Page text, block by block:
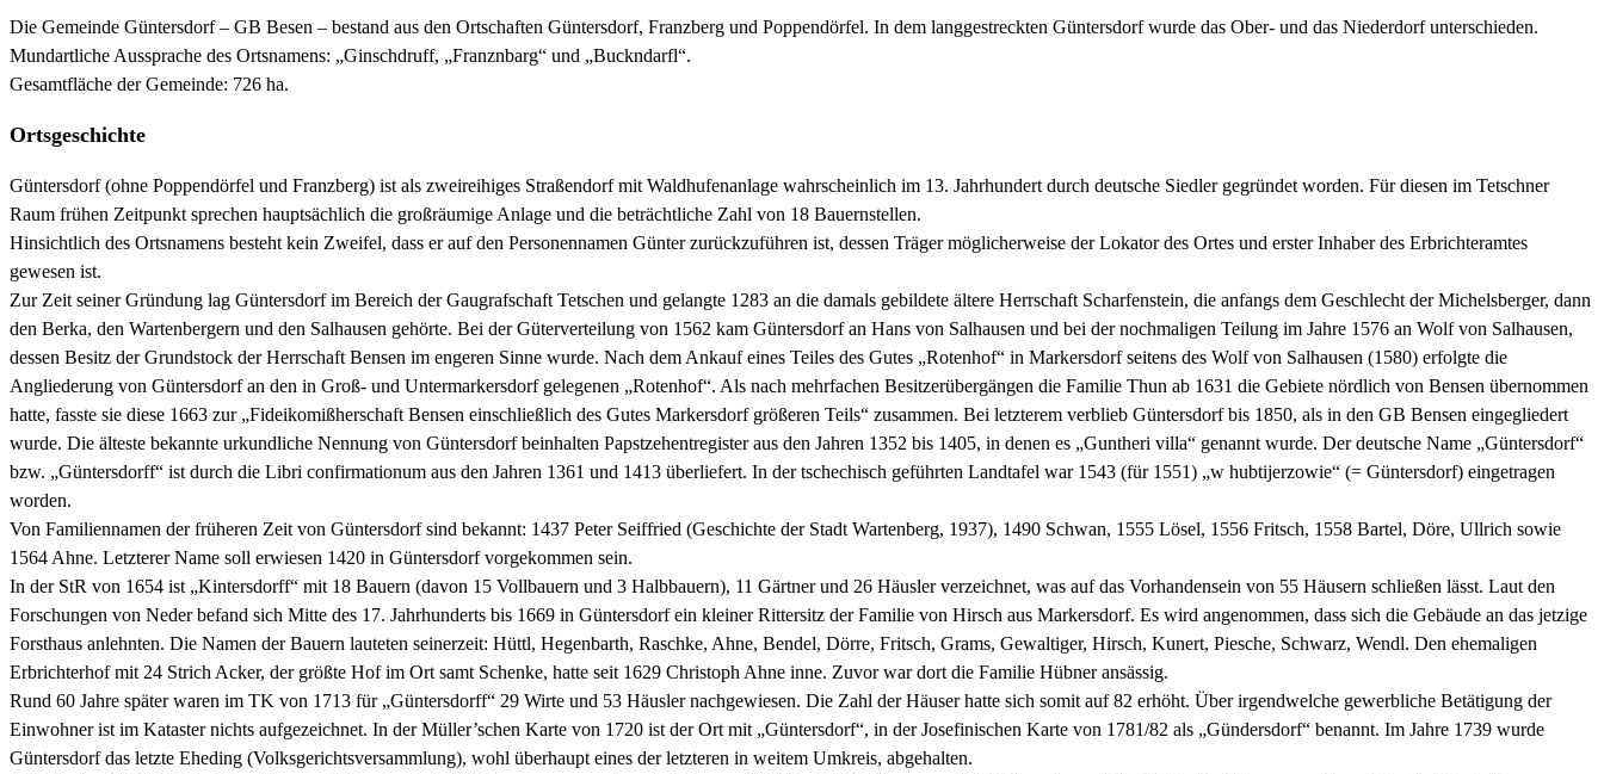
Die Gemeinde Güntersdorf – GB Besen – bestand aus den Ortschaften Güntersdorf, Franzberg und Poppendörfel. In dem langgestreckten Güntersdorf wurde das Ober- und das Niederdorf unterschieden.
Mundartliche Aussprache des Ortsnamens: „Ginschdruff, „Franznbarg“ und „Buckndarfl“.
Gesamtfläche der Gemeinde: 726 ha.
Ortsgeschichte
Güntersdorf (ohne Poppendörfel und Franzberg) ist als zweireihiges Straßendorf mit Waldhufenanlage wahrscheinlich im 13. Jahrhundert durch deutsche Siedler gegründet worden. Für diesen im Tetschner
Raum frühen Zeitpunkt sprechen hauptsächlich die großräumige Anlage und die beträchtliche Zahl von 18 Bauernstellen.
Hinsichtlich des Ortsnamens besteht kein Zweifel, dass er auf den Personennamen Günter zurückzuführen ist, dessen Träger möglicherweise der Lokator des Ortes und erster Inhaber des Erbrichteramtes
gewesen ist.
Zur Zeit seiner Gründung lag Güntersdorf im Bereich der Gaugrafschaft Tetschen und gelangte 1283 an die damals gebildete ältere Herrschaft Scharfenstein, die anfangs dem Geschlecht der Michelsberger, dann
den Berka, den Wartenbergern und den Salhausen gehörte. Bei der Güterverteilung von 1562 kam Güntersdorf an Hans von Salhausen und bei der nochmaligen Teilung im Jahre 1576 an Wolf von Salhausen,
dessen Besitz der Grundstock der Herrschaft Bensen im engeren Sinne wurde. Nach dem Ankauf eines Teiles des Gutes „Rotenhof“ in Markersdorf seitens des Wolf von Salhausen (1580) erfolgte die
Angliederung von Güntersdorf an den in Groß- und Untermarkersdorf gelegenen „Rotenhof“. Als nach mehrfachen Besitzerübergängen die Familie Thun ab 1631 die Gebiete nördlich von Bensen übernommen
hatte, fasste sie diese 1663 zur „Fideikomißherschaft Bensen einschließlich des Gutes Markersdorf größeren Teils“ zusammen. Bei letzterem verblieb Güntersdorf bis 1850, als in den GB Bensen eingegliedert
wurde. Die älteste bekannte urkundliche Nennung von Güntersdorf beinhalten Papstzehentregister aus den Jahren 1352 bis 1405, in denen es „Guntheri villa“ genannt wurde. Der deutsche Name „Güntersdorf“
bzw. „Güntersdorff“ ist durch die Libri confirmationum aus den Jahren 1361 und 1413 überliefert. In der tschechisch geführten Landtafel war 1543 (für 1551) „w hubtijerzowie“ (= Güntersdorf) eingetragen
worden.
Von Familiennamen der früheren Zeit von Güntersdorf sind bekannt: 1437 Peter Seiffried (Geschichte der Stadt Wartenberg, 1937), 1490 Schwan, 1555 Lösel, 1556 Fritsch, 1558 Bartel, Döre, Ullrich sowie
1564 Ahne. Letzterer Name soll erwiesen 1420 in Güntersdorf vorgekommen sein.
In der StR von 1654 ist „Kintersdorff“ mit 18 Bauern (davon 15 Vollbauern und 3 Halbbauern), 11 Gärtner und 26 Häusler verzeichnet, was auf das Vorhandensein von 55 Häusern schließen lässt. Laut den
Forschungen von Neder befand sich Mitte des 17. Jahrhunderts bis 1669 in Güntersdorf ein kleiner Rittersitz der Familie von Hirsch aus Markersdorf. Es wird angenommen, dass sich die Gebäude an das jetzige
Forsthaus anlehnten. Die Namen der Bauern lauteten seinerzeit: Hüttl, Hegenbarth, Raschke, Ahne, Bendel, Dörre, Fritsch, Grams, Gewaltiger, Hirsch, Kunert, Piesche, Schwarz, Wendl. Den ehemaligen
Erbrichterhof mit 24 Strich Acker, der größte Hof im Ort samt Schenke, hatte seit 1629 Christoph Ahne inne. Zuvor war dort die Familie Hübner ansässig.
Rund 60 Jahre später waren im TK von 1713 für „Güntersdorff“ 29 Wirte und 53 Häusler nachgewiesen. Die Zahl der Häuser hatte sich somit auf 82 erhöht. Über irgendwelche gewerbliche Betätigung der
Einwohner ist im Kataster nichts aufgezeichnet. In der Müller’schen Karte von 1720 ist der Ort mit „Güntersdorf“, in der Josefinischen Karte von 1781/82 als „Gündersdorf“ benannt. Im Jahre 1739 wurde
Güntersdorf das letzte Eheding (Volksgerichtsversammlung), wohl überhaupt eines der letzteren in weitem Umkreis, abgehalten.